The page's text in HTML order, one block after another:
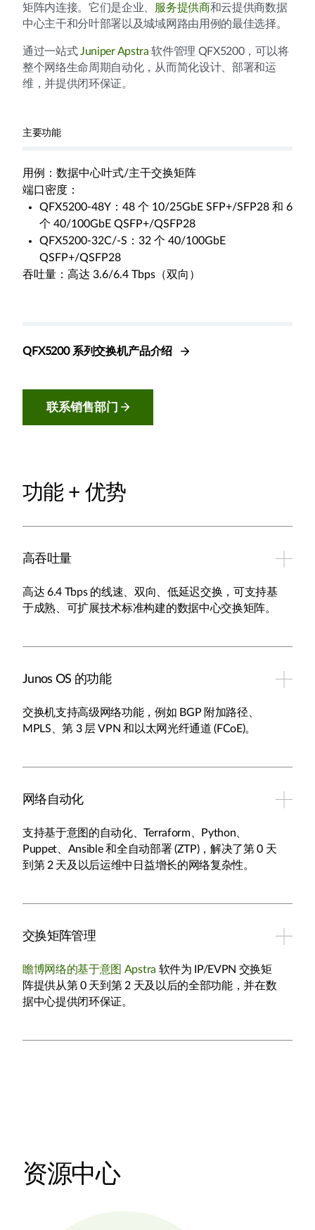
矩阵内连接。它们是企业、
服务提供商和云提供商数据
中心主干和分叶部署以及城域网路由用例的最佳选择。
通过一站式Juniper Apstra 软件管理 QFX5200，可以将
整个网络生命周期自动化，从而简化设计、部署和运
维，并提供闭环保证。
主要功能
用例：数据中心叶式/主干交换矩阵
端口密度：
QFX5200-48Y：48 个 10/25GbE SFP+/SFP28 和 6
个 40/100GbE QSFP+/QSFP28
QFX5200-32C/-S：32 个 40/100GbE
QSFP+/QSFP28
吞吐量：高达 3.6/6.4 Tbps（双向）
QFX5200 系列交换机产品介绍
联系销售部门
功能 + 优势
高吞吐量
高达 6.4 Tbps 的线速、双向、低延迟交换，可支持基
于成熟、可扩展技术标准构建的数据中心交换矩阵。
Junos OS 的功能
交换机支持高级网络功能，例如 BGP 附加路径、
MPLS、第 3 层 VPN 和以太网光纤通道 (FCoE)。
网络自动化
支持基于意图的自动化、Terraform、Python、
Puppet、Ansible 和全自动部署 (ZTP)，解决了第 0 天
到第 2 天及以后运维中日益增长的网络复杂性。
交换矩阵管理
瞻博网络的基于意图 Apstra 软件为 IP/EVPN 交换矩
阵提供从第 0 天到第 2 天及以后的全部功能，并在数
据中心提供闭环保证。
资源中心